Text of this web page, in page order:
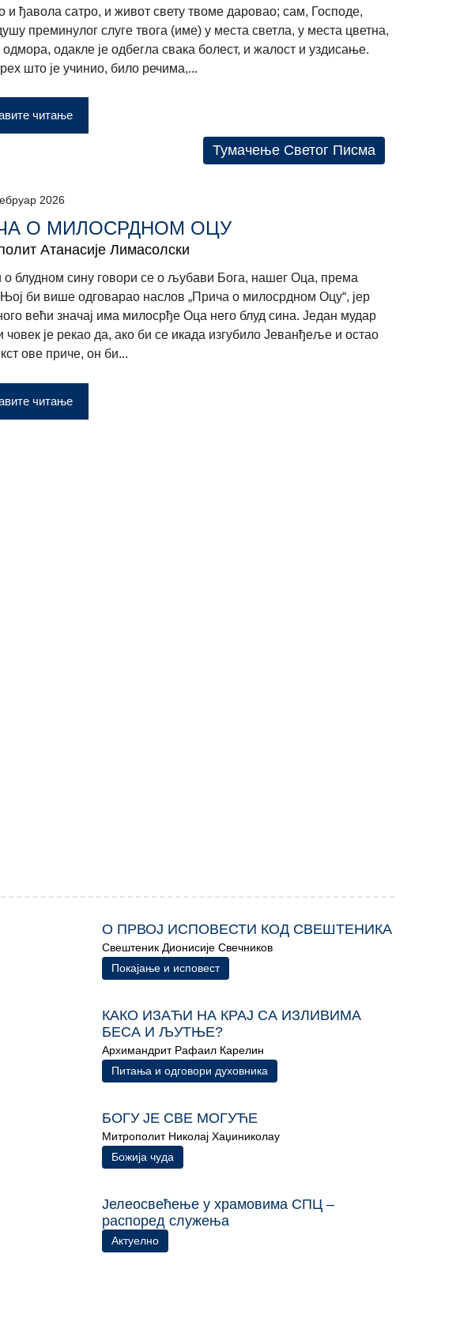
и ђавола сатро, и живот свету твоме даровао; сам, Господе,
преминулог слуге твога (име) у места светла, у места цветна,
одмора, одакле је одбегла свака болест, и жалост и уздисање.
што је учинио, било речима,...
читање
Тумачење Светог Писма
2026
О МИЛОСРДНОМ ОЦУ
Атанасије Лимасолски
о блудном сину говори се о љубави Бога, нашег Оца, према
Њој би више одговарао наслов „Прича о милосрдном Оцу“, јер
већи значај има милосрђе Оца него блуд сина. Један мудар
човек је рекао да, ако би се икада изгубило Јеванђеље и остао
ове приче, он би...
читање
О ПРВОЈ ИСПОВЕСТИ КОД СВЕШТЕНИКА
Свештеник Дионисије Свечников
Покајање и исповест
КАКО ИЗАЋИ НА КРАЈ СА ИЗЛИВИМА
БЕСА И ЉУТЊЕ?
Архимандрит Рафаил Карелин
Питања и одговори духовника
БОГУ ЈЕ СВЕ МОГУЋЕ
Митрополит Николај Хаџиниколау
Божија чуда
Јелеосвећење у храмовима СПЦ –
распоред служења
Актуелно